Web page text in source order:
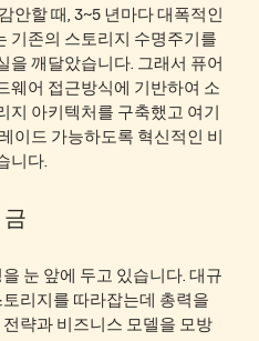
안할 때, 3~5 년마다 대폭적인
기존의 스토리지 수명주기를
을 깨달았습니다. 그래서 퓨어
웨어 접근방식에 기반하여 소
지 아키텍처를 구축했고 여기
이드 가능하도록 혁신적인 비
니다.
눈 앞에 두고 있습니다. 대규
리지를 따라잡는데 총력을
략과 비즈니스 모델을 모방